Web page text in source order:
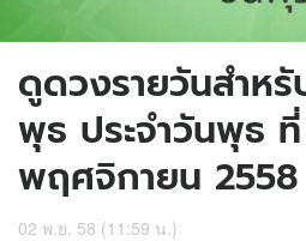
ดูดวงรายวันสำห
พุธ ประจำวันพุธ
พฤศจิกายน 2558
02 พ.ย. 58 (11:59 น.)